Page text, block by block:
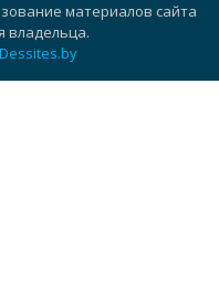
материалов сайта
владельца.
Dessites.by